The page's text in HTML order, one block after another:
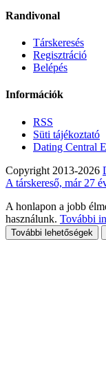
Randivonal
Társkeresés
Regisztráció
Belépés
Információk
RSS
Süti tájékoztató
Dating Central
Copyright 2013-2026
A társkereső, már 27
A honlapon a jobb
használunk. További
További lehetőségek